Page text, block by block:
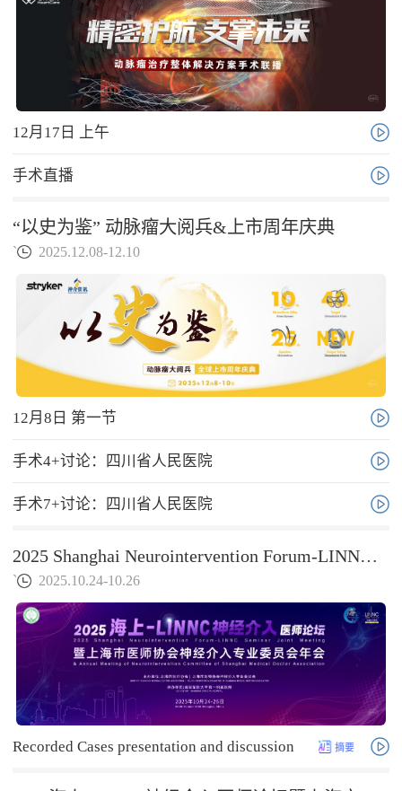
12月17日 上午
手术直播
“以史为鉴” 动脉瘤大阅兵&上市周年庆典
` 2025.12.08-12.10
12月8日 第一节
手术4+讨论：四川省人民医院
手术7+讨论：四川省人民医院
2025 Shanghai Neurointervention Forum-LINNC Seminar Joint Meeting & Annual Meeting of Neurointervention Committee of Shanghai Medical Doctor Association
` 2025.10.24-10.26
Recorded Cases presentation and discussion